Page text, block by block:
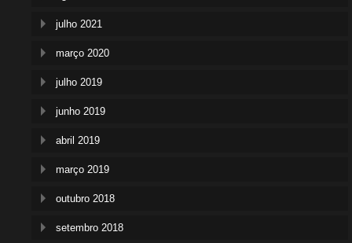
julho 2021
março 2020
julho 2019
junho 2019
abril 2019
março 2019
outubro 2018
setembro 2018